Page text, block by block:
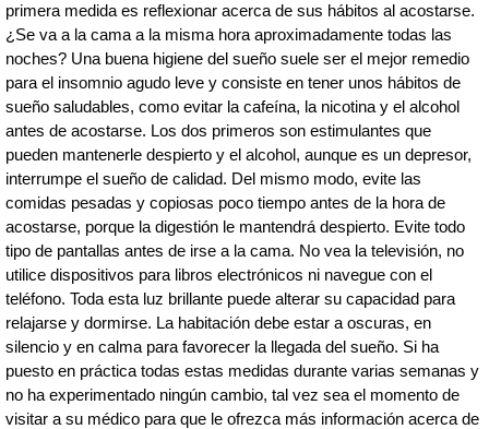
primera medida es reflexionar acerca de sus hábitos al acostarse.
¿Se va a la cama a la misma hora aproximadamente todas las
noches? Una buena higiene del sueño suele ser el mejor remedio
para el insomnio agudo leve y consiste en tener unos hábitos de
sueño saludables, como evitar la cafeína, la nicotina y el alcohol
antes de acostarse. Los dos primeros son estimulantes que
pueden mantenerle despierto y el alcohol, aunque es un depresor,
interrumpe el sueño de calidad. Del mismo modo, evite las
comidas pesadas y copiosas poco tiempo antes de la hora de
acostarse, porque la digestión le mantendrá despierto. Evite todo
tipo de pantallas antes de irse a la cama. No vea la televisión, no
utilice dispositivos para libros electrónicos ni navegue con el
teléfono. Toda esta luz brillante puede alterar su capacidad para
relajarse y dormirse. La habitación debe estar a oscuras, en
silencio y en calma para favorecer la llegada del sueño. Si ha
puesto en práctica todas estas medidas durante varias semanas y
no ha experimentado ningún cambio, tal vez sea el momento de
visitar a su médico para que le ofrezca más información acerca de